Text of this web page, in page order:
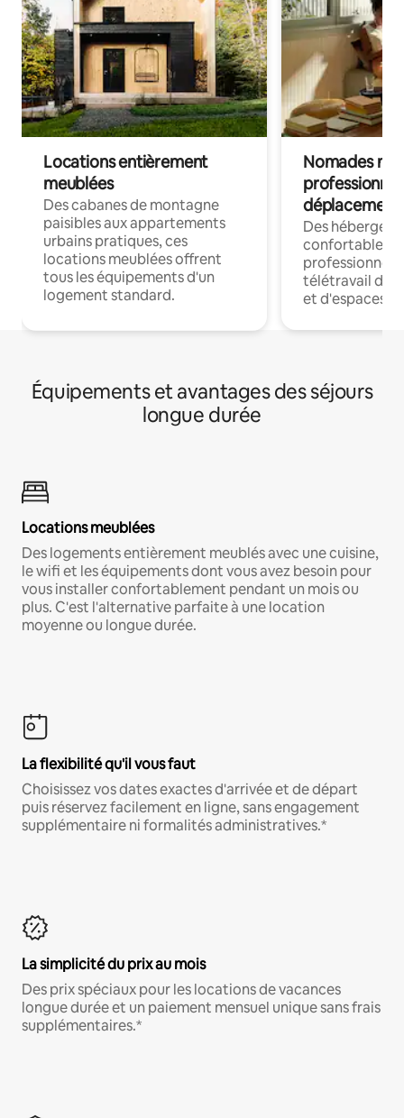
Locations entièrement
meublées
Des cabanes de montagne
paisibles aux appartements
urbains pratiques, ces
locations meublées offrent
tous les équipements d'un
logement standard.
Nomades
déplacement
Des
confortables
professionnels
télétravail
et d'espaces
Équipements et avantages des séjours
longue durée
Locations meublées
Des logements entièrement meublés avec une cuisine,
le wifi et les équipements dont vous avez besoin pour
vous installer confortablement pendant un mois ou
plus. C'est l'alternative parfaite à une location
moyenne ou longue durée.
La flexibilité qu'il vous faut
Choisissez vos dates exactes d'arrivée et de départ
puis réservez facilement en ligne, sans engagement
supplémentaire ni formalités administratives.*
La simplicité du prix au mois
Des prix spéciaux pour les locations de vacances
longue durée et un paiement mensuel unique sans frais
supplémentaires.*